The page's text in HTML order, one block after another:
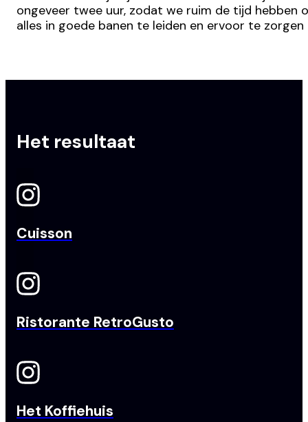
ongeveer twee uur, zodat we ruim de tijd hebben
alles in goede banen te leiden en ervoor te
Het resultaat
Cuisson
Ristorante RetroGusto
Het Koffiehuis